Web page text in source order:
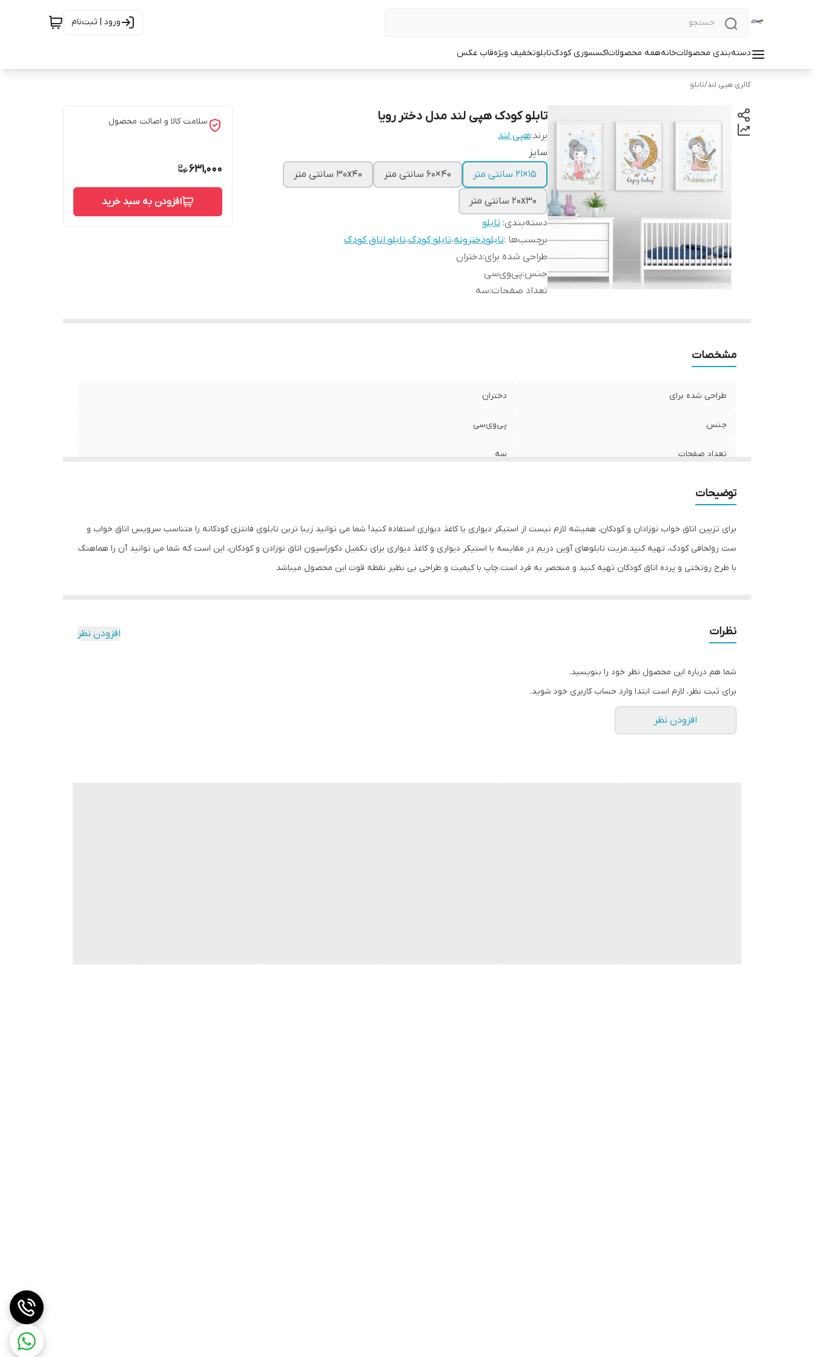
ورود | ثبت‌نام
دسته‌بندی محصولاتخانههمه محصولاتاکسسوری کودکتابلوتخفیف ویژهقاب عکس
گالری هپی لند/تابلو
تابلو کودک هپی لند مدل دختر رویا
برند:هپی لند
سایز
15×21 سانتی متر
40×60 سانتی متر 30x40 سانتی متر
20x30 سانتی متر
دسته‌بندی: تابلو
برچسب‌ها :تابلودخترونه،تابلو کودک،تابلو اتاق کودک
طراحی شده برای:دختران
جنس:پی‌وی‌سی
تعداد صفحات:سه
سلامت کالا و اصالت محصول
631,000
افزودن به سبد خرید
مشخصات
طراحی شده برای دختران
جنس پی‌وی‌سی
تعداد صفحات سه
توضیحات
برای تزیین اتاق خواب نوزادان و کودکان، همیشه لازم نیست از استیکر دیواری یا کاغذ دیواری استفاده کنید! شما می توانید زیبا ترین تابلوی فانتزی کودکانه را متناسب سرویس اتاق خواب و
ست رولحافی کودک، تهیه کنید.مزیت تابلوهای آوین دریم در مقایسه با استیکر دیواری و کاغذ دیواری برای تکمیل دکوراسیون اتاق نوزادن و کودکان، این است که شما می توانید آن را هماهنگ
با طرح روتختی و پرده اتاق کودکان تهیه کنید و منحصر به فرد است.چاپ با کیفیت و طراحی بی نظیر نقطه قوت این محصول میباشد
نظرات افزودن نظر
شما هم درباره این محصول نظر خود را بنویسید.
برای ثبت نظر، لازم است ابتدا وارد حساب کاربری خود شوید.
افزودن نظر